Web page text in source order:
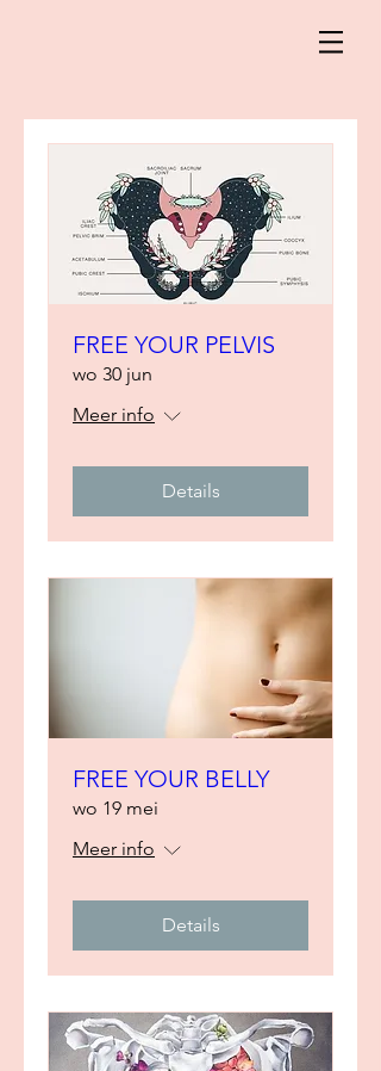
FREE YOUR PELVIS
wo 30 jun
Meer info
Details
FREE YOUR BELLY
wo 19 mei
Meer info
Details